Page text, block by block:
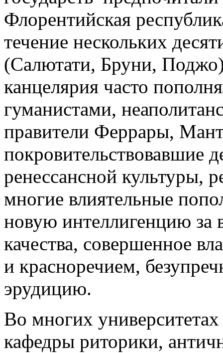
Флорентийская
течение нескольких
(Салютати, Бруни,
канцелярия часто
гуманистами,
правители Феррары,
покровительствовавшие
ренессансной культуры,
многие влиятельные
новую интеллигенцию за
качества, совершенное
и красноречием,
эрудицию.
Во многих
кафедры риторики,